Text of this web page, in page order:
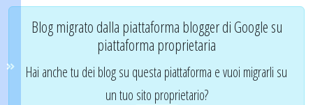
Blog migrato dalla piattaforma blogger di Google su
piattaforma proprietaria
Hai anche tu dei blog su questa piattaforma e vuoi migrarli su
un tuo sito proprietario?